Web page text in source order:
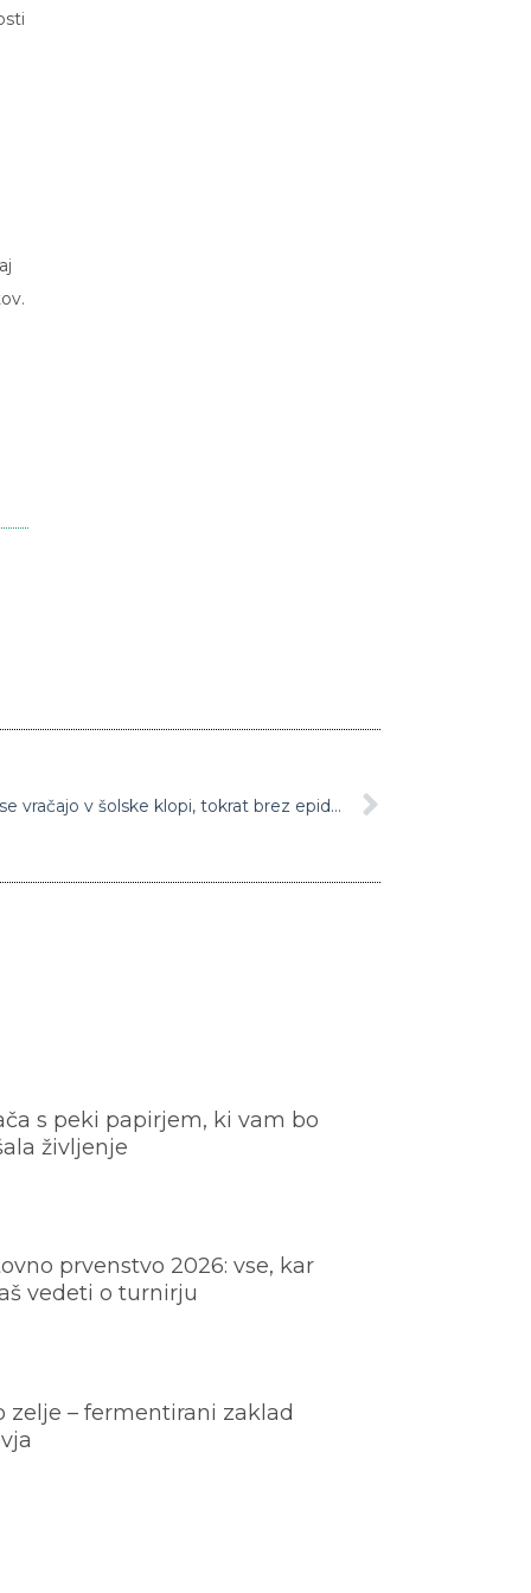
Počitnic je konec: šolarji in dijaki se vračajo v šolske klopi, tokrat brez epidemioloških omejitev
s peki papirjem, ki vam bo
življenje
prvenstvo 2026: vse, kar
vedeti o turnirju
zelje – fermentirani zaklad